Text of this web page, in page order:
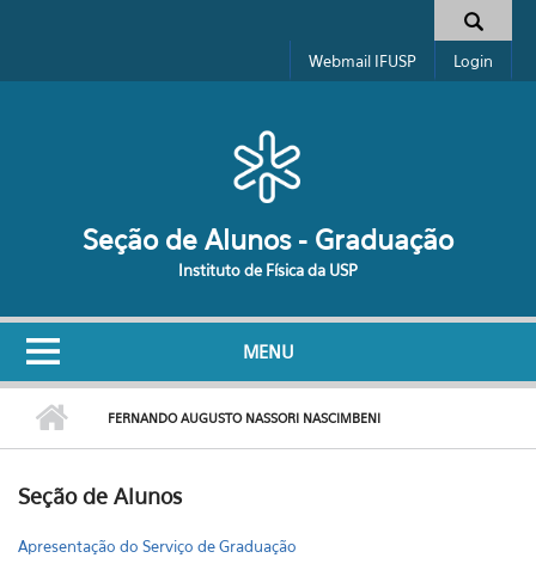
Formulário de busca
Webmail IFUSP Login
Seção de Alunos - Graduação
Instituto de Física da USP
MENU
FERNANDO AUGUSTO NASSORI NASCIMBENI
Seção de Alunos
Apresentação do Serviço de Graduação